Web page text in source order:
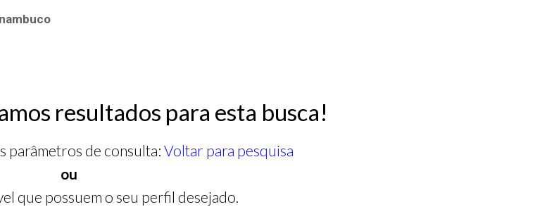
resultados para esta busca!
parâmetros de consulta: Voltar para pesquisa
ou
que possuem o seu perfil desejado.